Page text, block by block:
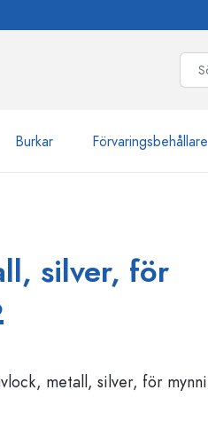
Burkar Förvaringsbehållare
Flaskor efter märke
WECK-flaskor
Flaskor med patentkork
silver, för